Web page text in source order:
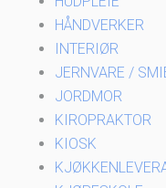
HÅNDVERKER
INTERIØR
JERNVARE /
JORDMOR
KIROPRAKTOR
KIOSK